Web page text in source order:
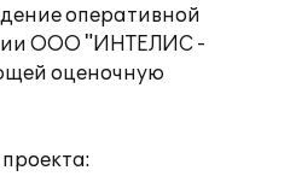
оперативной
ООО "ИНТЕЛИС -
оценочную